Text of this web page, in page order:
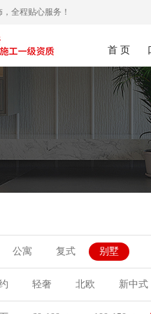
全程贴心服务！
首 页
公寓 复式 别墅
轻奢 北欧 新中式